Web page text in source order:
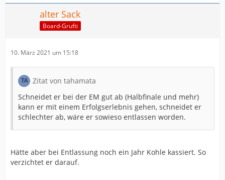
alter Sack
Board-Grufti
10. März 2021 um 15:18
Zitat von tahamata
Schneidet er bei der EM gut ab (Halbfinale und mehr)
kann er mit einem Erfolgserlebnis gehen, schneidet er
schlechter ab, wäre er sowieso entlassen worden.
Hätte aber bei Entlassung noch ein Jahr Kohle kassiert. So
verzichtet er darauf.